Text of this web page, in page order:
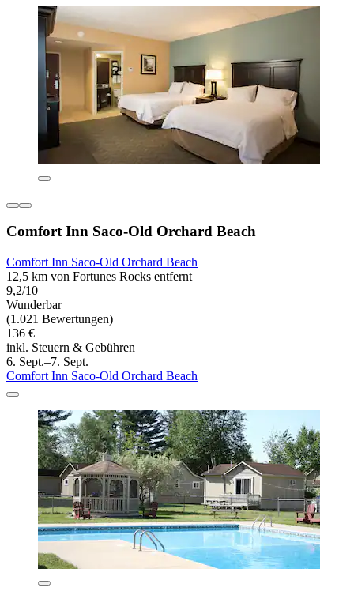
Comfort Inn Saco-Old Orchard Beach
Comfort Inn Saco-Old Orchard Beach
12,5 km von Fortunes Rocks entfernt
9,2/10
Wunderbar
(1.021 Bewertungen)
136 €
inkl. Steuern & Gebühren
6. Sept.–7. Sept.
Comfort Inn Saco-Old Orchard Beach